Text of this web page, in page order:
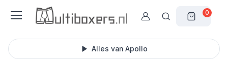
0
Alles van Apollo